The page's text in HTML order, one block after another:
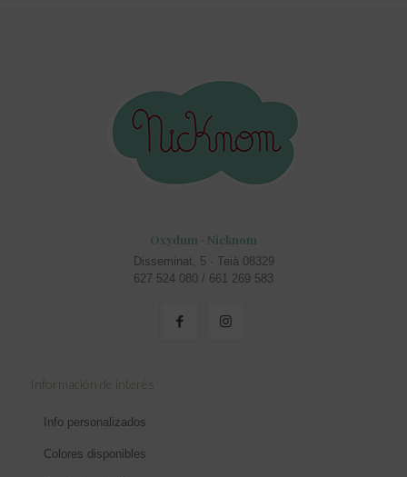
Oxydum · Nicknom
Disseminat, 5 · Teià 08329
627 524 080 / 661 269 583
Información de interés
Info personalizados
Colores disponibles